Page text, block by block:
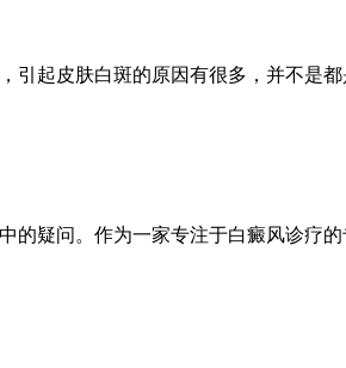
起皮肤白斑的原因有很多，并不是
疑问。作为一家专注于白癜风诊疗